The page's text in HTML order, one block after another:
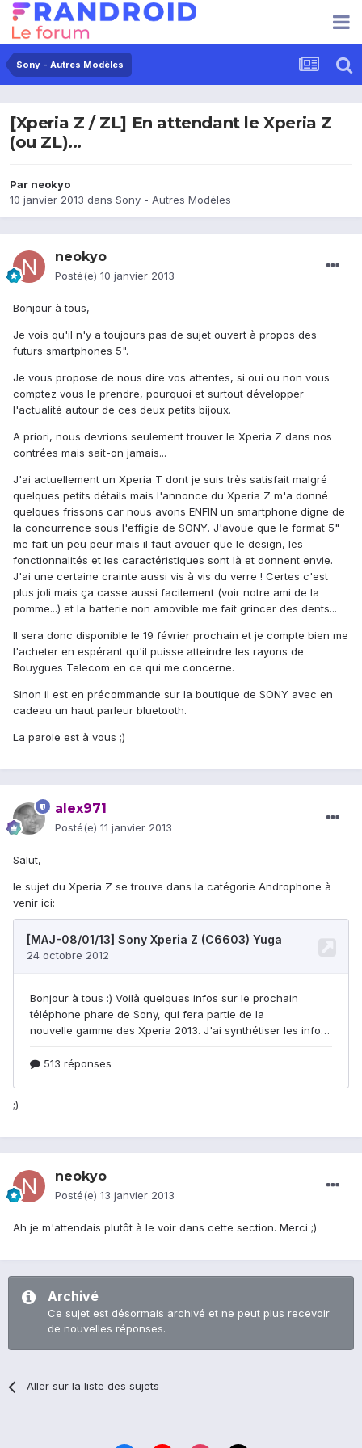
Sony - Autres Modèles
[Xperia Z / ZL] En attendant le Xperia Z
(ou ZL)...
Par neokyo
10 janvier 2013 dans Sony - Autres Modèles
neokyo
Posté(e) 10 janvier 2013
Bonjour à tous,
Je vois qu'il n'y a toujours pas de sujet ouvert à propos des
futurs smartphones 5".
Je vous propose de nous dire vos attentes, si oui ou non vous
comptez vous le prendre, pourquoi et surtout développer
l'actualité autour de ces deux petits bijoux.
A priori, nous devrions seulement trouver le Xperia Z dans nos
contrées mais sait-on jamais...
J'ai actuellement un Xperia T dont je suis très satisfait malgré
quelques petits détails mais l'annonce du Xperia Z m'a donné
quelques frissons car nous avons ENFIN un smartphone digne de
la concurrence sous l'effigie de SONY. J'avoue que le format 5"
me fait un peu peur mais il faut avouer que le design, les
fonctionnalités et les caractéristiques sont là et donnent envie.
J'ai une certaine crainte aussi vis à vis du verre ! Certes c'est
plus joli mais ça casse aussi facilement (voir notre ami de la
pomme...) et la batterie non amovible me fait grincer des dents...
Il sera donc disponible le 19 février prochain et je compte bien me
l'acheter en espérant qu'il puisse atteindre les rayons de
Bouygues Telecom en ce qui me concerne.
Sinon il est en précommande sur la boutique de SONY avec en
cadeau un haut parleur bluetooth.
La parole est à vous ;)
alex971
Posté(e) 11 janvier 2013
Salut,
le sujet du Xperia Z se trouve dans la catégorie Androphone à
venir ici:
;)
neokyo
Posté(e) 13 janvier 2013
Ah je m'attendais plutôt à le voir dans cette section. Merci ;)
Archivé
Ce sujet est désormais archivé et ne peut plus recevoir
de nouvelles réponses.
Aller sur la liste des sujets